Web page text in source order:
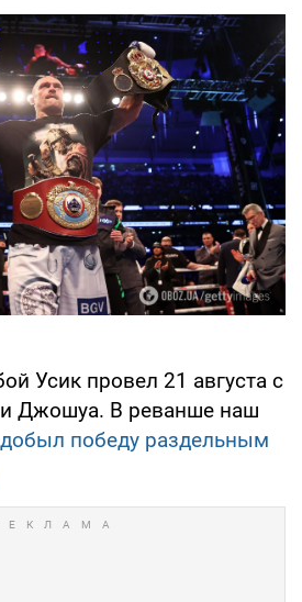
Усик провел 21 августа с
Джошуа. В реванше наш
добыл победу раздельным